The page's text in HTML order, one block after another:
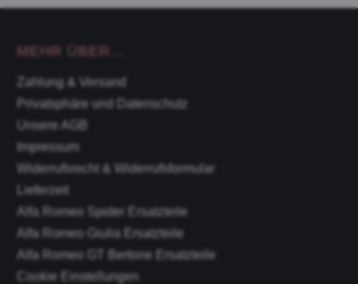
MEHR ÜBER...
Zahlung & Versand
Privatsphäre und Datenschutz
Unsere AGB
Impressum
Widerrufsrecht & Widerrufsformular
Lieferzeit
Alfa Romeo Spider Ersatzteile
Alfa Romeo Giulia Ersatzteile
Alfa Romeo GT Bertone Ersatzteile
Cookie Einstellungen